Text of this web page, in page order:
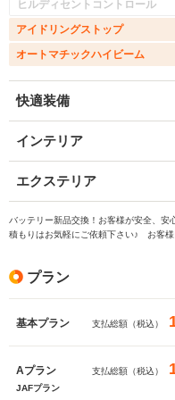
ヒルディセントコントロール
アイドリングストップ
オートマチックハイビーム
快適装備
インテリア
エクステリア
バッテリー新品交換！お客様が安全、安
積もりはお気軽にご依頼下さい♪ お客様
プラン
基本プラン 支払総額（税込）
Aプラン 支払総額（税込）
JAFプラン